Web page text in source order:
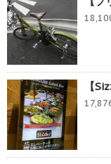
【